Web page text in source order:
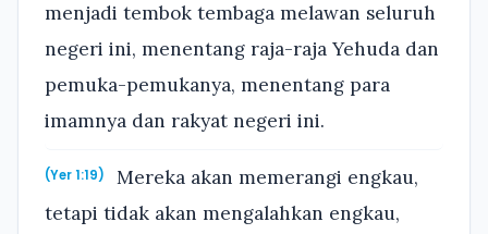
menjadi tembok tembaga melawan seluruh
negeri ini, menentang raja-raja Yehuda dan
pemuka-pemukanya, menentang para
imamnya dan rakyat negeri ini.
(Yer 1:19)
Mereka akan memerangi engkau,
tetapi tidak akan mengalahkan engkau,